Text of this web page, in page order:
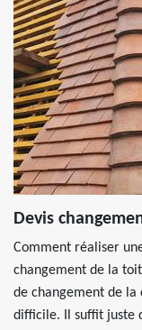
Devis
Comment réaliser
changement de la
de changement de la
difficile. Il suffit juste